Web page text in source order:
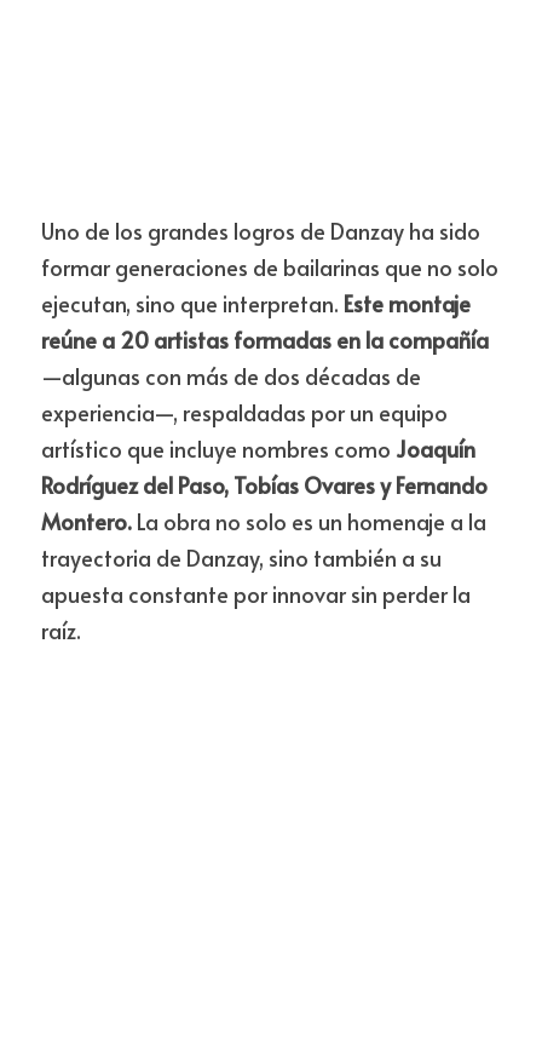
Uno de los grandes logros de Danzay ha sido
formar generaciones de bailarinas que no solo
ejecutan, sino que interpretan. Este montaje
reúne a 20 artistas formadas en la compañía
—algunas con más de dos décadas de
experiencia—, respaldadas por un equipo
artístico que incluye nombres como Joaquín
Rodríguez del Paso, Tobías Ovares y Fernando
Montero. La obra no solo es un homenaje a la
trayectoria de Danzay, sino también a su
apuesta constante por innovar sin perder la
raíz.